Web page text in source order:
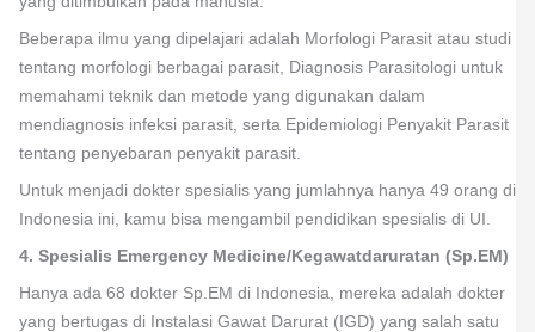
Beberapa ilmu yang dipelajari adalah Morfologi Parasit atau studi
tentang morfologi berbagai parasit, Diagnosis Parasitologi untuk
memahami teknik dan metode yang digunakan dalam
mendiagnosis infeksi parasit, serta Epidemiologi Penyakit Parasit
tentang penyebaran penyakit parasit.
Untuk menjadi dokter spesialis yang jumlahnya hanya 49 orang di
Indonesia ini, kamu bisa mengambil pendidikan spesialis di UI.
4. Spesialis Emergency Medicine/Kegawatdaruratan (Sp.EM)
Hanya ada 68 dokter Sp.EM di Indonesia, mereka adalah dokter
yang bertugas di Instalasi Gawat Darurat (IGD) yang salah satu